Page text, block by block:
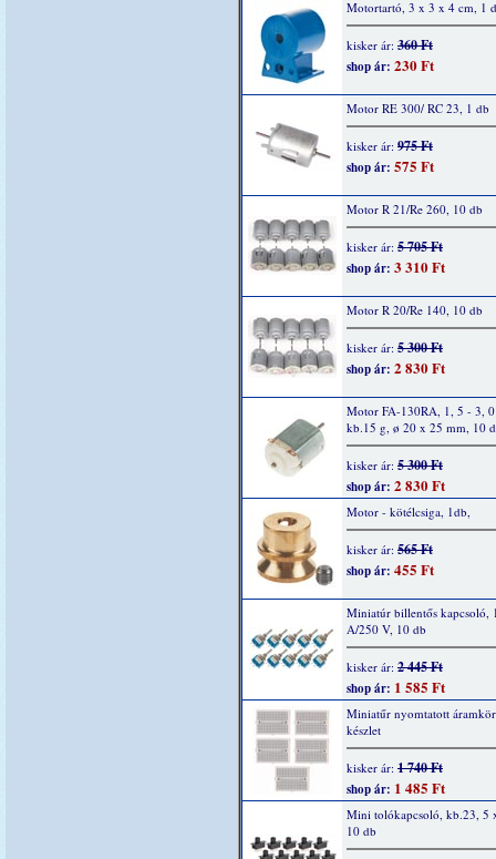
Motortartó, 3 x 3 x 4 cm, 1
kisker ár: 360 Ft
shop ár: 230 Ft
Motor RE 300/ RC 23, 1 db
kisker ár: 975 Ft
shop ár: 575 Ft
Motor R 21/Re 260, 10 db
kisker ár: 5 705 Ft
shop ár: 3 310 Ft
Motor R 20/Re 140, 10 db
kisker ár: 5 300 Ft
shop ár: 2 830 Ft
Motor FA-130RA, 1, 5 - 3,
kb.15 g, ø 20 x 25 mm, 10
kisker ár: 5 300 Ft
shop ár: 2 830 Ft
Motor - kötélcsiga, 1db,
kisker ár: 565 Ft
shop ár: 455 Ft
Miniatúr billentős kapcsoló,
A/250 V, 10 db
kisker ár: 2 445 Ft
shop ár: 1 585 Ft
Miniatűr nyomtatott
készlet
kisker ár: 1 740 Ft
shop ár: 1 485 Ft
Mini tolókapcsoló, kb.23, 5
10 db